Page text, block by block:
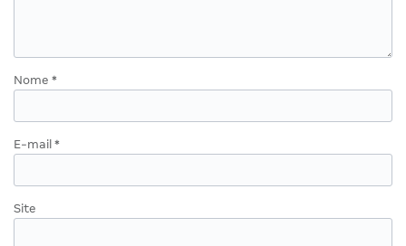
Nome *
E-mail *
Site